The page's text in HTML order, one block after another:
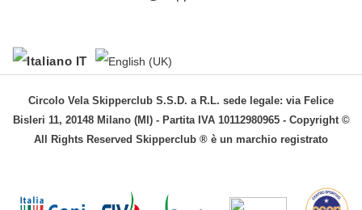
Circolo Vela Skipperclub S.S.D. a R.L. sede legale: via Felice
Bisleri 11, 20148 Milano (MI) - Partita IVA 10112980965 - Copyright ©
All Rights Reserved Skipperclub ® è un marchio registrato